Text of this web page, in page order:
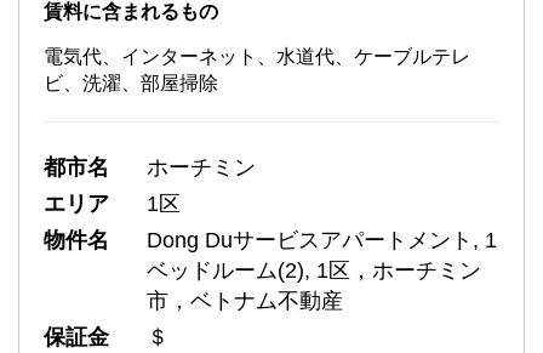
賃料に含まれるもの
電気代、インターネット、水道代、ケーブルテレ
ビ、洗濯、部屋掃除
都市名
ホーチミン
エリア
1区
物件名
Dong Duサービスアパートメント, 1
ベッドルーム(2), 1区，ホーチミン
市，ベトナム不動産
保証金
＄